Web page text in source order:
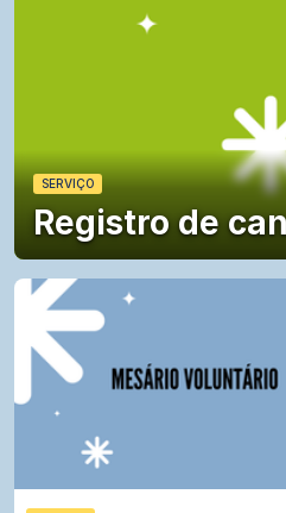
Acre
SERVIÇO
Registro de